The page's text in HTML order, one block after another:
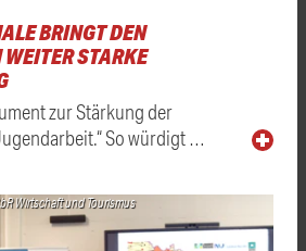
BRINGT DEN
STARKE
zur Stärkung der
So würdigt …
Wirtschaft und Tourismus